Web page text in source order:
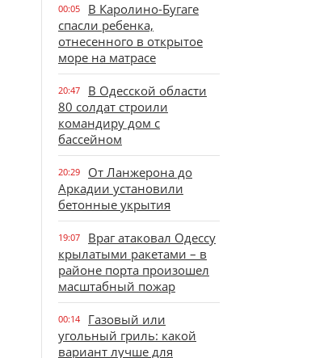
00:05
В Каролино-Бугаге
спасли ребенка,
отнесенного в открытое
море на матрасе
20:47
В Одесской области
80 солдат строили
командиру дом с
бассейном
20:29
От Ланжерона до
Аркадии установили
бетонные укрытия
19:07
Враг атаковал Одессу
крылатыми ракетами – в
районе порта произошел
масштабный пожар
00:14
Газовый или
угольный гриль: какой
вариант лучше для